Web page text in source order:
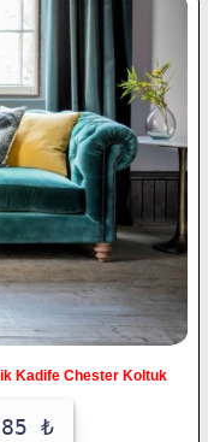
Kadife Chester Koltuk
₺